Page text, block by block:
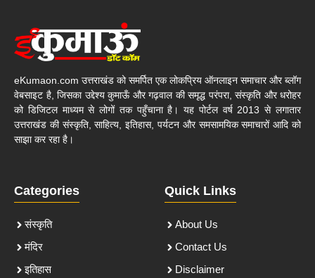
eKumaon.com उत्तराखंड को समर्पित एक लोकप्रिय ऑनलाइन समाचार और ब्लॉग
वेबसाइट है, जिसका उद्देश्य कुमाऊँ और गढ़वाल की समृद्ध परंपरा, संस्कृति और धरोहर
को डिजिटल माध्यम से लोगों तक पहुँचाना है। यह पोर्टल वर्ष 2013 से लगातार
उत्तराखंड की संस्कृति, साहित्य, इतिहास, पर्यटन और समसामयिक समाचारों आदि को
साझा कर रहा है।
Categories
संस्कृति
मंदिर
इतिहास
Quick Links
About Us
Contact Us
Disclaimer